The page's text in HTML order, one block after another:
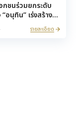
กชนร่วมยกระดับ
อนุทิน” เร่งสร้าง
รโปร่งใสทั้งรายละเอียด